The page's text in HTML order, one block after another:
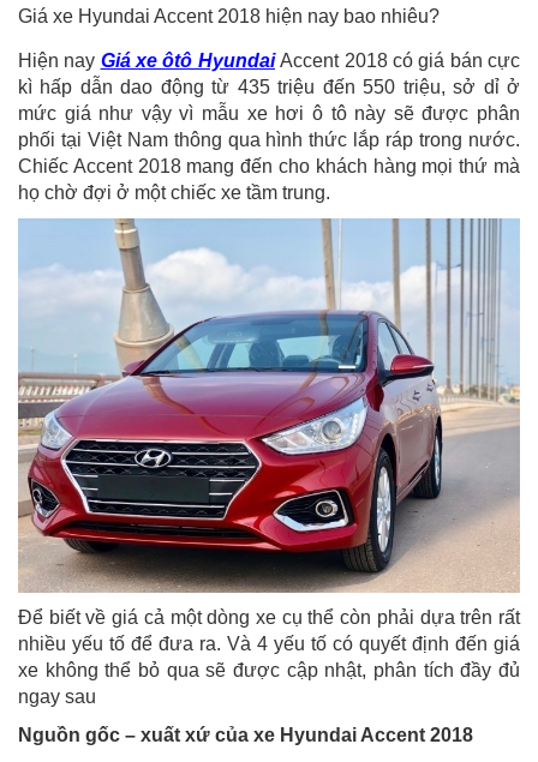
Giá xe Hyundai Accent 2018 hiện nay bao nhiêu?
Hiện nay Giá xe ôtô HyundaiAccent 2018 có giá bán cực
kì hấp dẫn dao động từ 435 triệu đến 550 triệu, sở dỉ ở
mức giá như vậy vì mẫu xe hơi ô tô này sẽ được phân
phối tại Việt Nam thông qua hình thức lắp ráp trong nước.
Chiếc Accent 2018 mang đến cho khách hàng mọi thứ mà
họ chờ đợi ở một chiếc xe tầm trung.
Để biết về giá cả một dòng xe cụ thể còn phải dựa trên rất
nhiều yếu tố để đưa ra. Và 4 yếu tố có quyết định đến giá
xe không thể bỏ qua sẽ được cập nhật, phân tích đầy đủ
ngay sau
Nguồn gốc – xuất xứ của xe Hyundai Accent 2018